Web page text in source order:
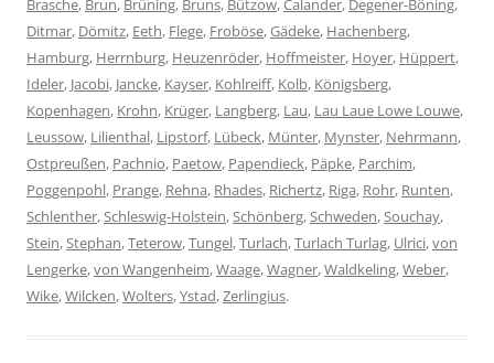
Brasche, Brun, Brüning, Bruns, Bützow,Calander, Degener-Böning,
Ditmar, Dömitz, Eeth, Flege, Froböse,Gädeke, Hachenberg,
Hamburg, Herrnburg, Heuzenröder, Hoffmeister, Hoyer, Hüppert,
Ideler, Jacobi, Jancke, Kayser, Kohlreiff, Kolb, Königsberg,
Kopenhagen, Krohn, Krüger, Langberg, Lau, Lau Laue Lowe Louwe,
Leussow, Lilienthal, Lipstorf, Lübeck, Münter, Mynster, Nehrmann,
Ostpreußen, Pachnio, Paetow, Papendieck, Päpke, Parchim,
Poggenpohl, Prange, Rehna, Rhades, Richertz, Riga, Rohr, Runten,
Schlenther,Schleswig-Holstein,Schönberg,Schweden,Souchay,
Stein,Stephan,Teterow,Tungel,Turlach,Turlach Turlag, Ulrici,von
Lengerke,von Wangenheim,Waage,Wagner,Waldkeling,Weber,
Wike,Wilcken,Wolters,Ystad,Zerlingius.